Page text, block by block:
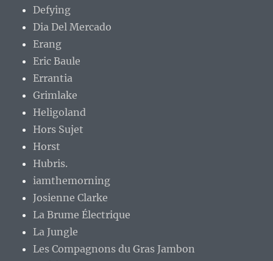
Defying
Dia Del Mercado
Erang
Eric Baule
Errantia
Grimlake
Heligoland
Hors Sujet
Horst
Hubris.
iamthemorning
Josienne Clarke
La Brume Électrique
La Jungle
Les Compagnons du Gras Jambon